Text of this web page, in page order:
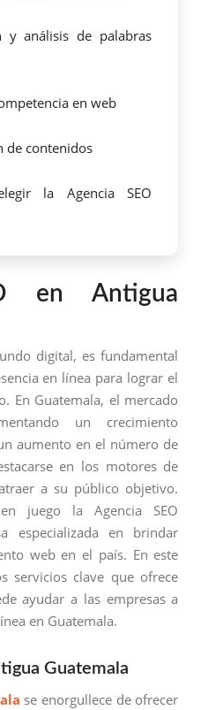
y análisis de palabras
en web
de contenidos
la Agencia SEO
en Antigua
digital, es fundamental
en línea para lograr el
En Guatemala, el mercado
un crecimiento
aumento en el número de
en los motores de
a su público objetivo.
juego la Agencia SEO
especializada en brindar
web en el país. En este
servicios clave que ofrece
ayudar a las empresas a
en Guatemala.
Guatemala
se enorgullece de ofrecer